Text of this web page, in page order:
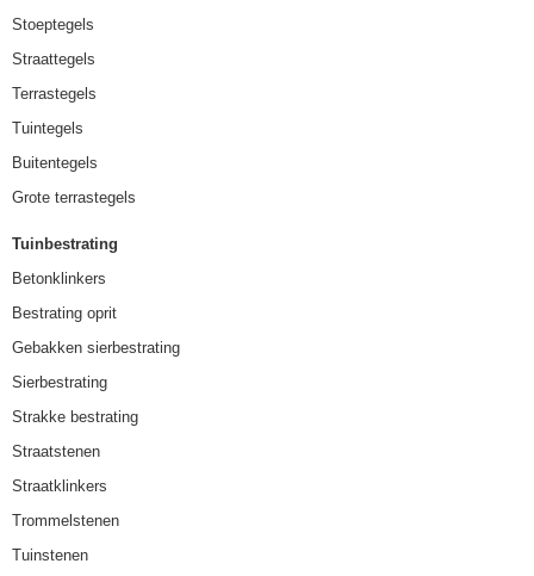
Stoeptegels
Straattegels
Terrastegels
Tuintegels
Buitentegels
Grote terrastegels
Tuinbestrating
Betonklinkers
Bestrating oprit
Gebakken sierbestrating
Sierbestrating
Strakke bestrating
Straatstenen
Straatklinkers
Trommelstenen
Tuinstenen